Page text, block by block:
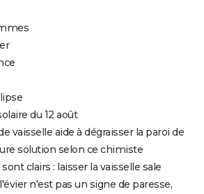
du 12 août
vaisselle aide à dégraisser la paroi de
solution selon ce chimiste
clairs : laisser la vaisselle sale
n'est pas un signe de paresse,